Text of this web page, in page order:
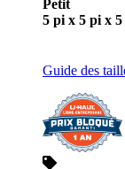
5 pi x 5 pi x 5
Guide des